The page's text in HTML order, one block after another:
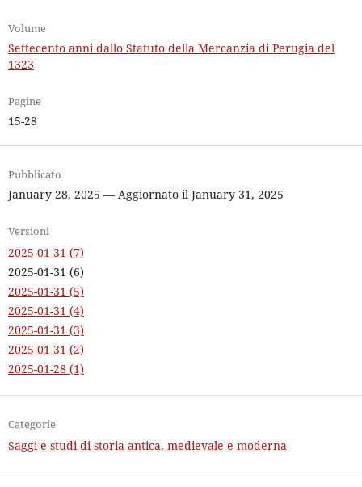
Volume
Settecento anni dallo Statuto della Mercanzia di Perugia del
1323
Pagine
15-28
Pubblicato
January 28, 2025 — Aggiornato il January 31, 2025
Versioni
2025-01-31 (7)
2025-01-31 (6)
2025-01-31 (5)
2025-01-31 (4)
2025-01-31 (3)
2025-01-31 (2)
2025-01-28 (1)
Categorie
Saggi e studi di storia antica, medievale e moderna